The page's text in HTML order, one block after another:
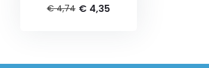
€ 4,74 € 4,35